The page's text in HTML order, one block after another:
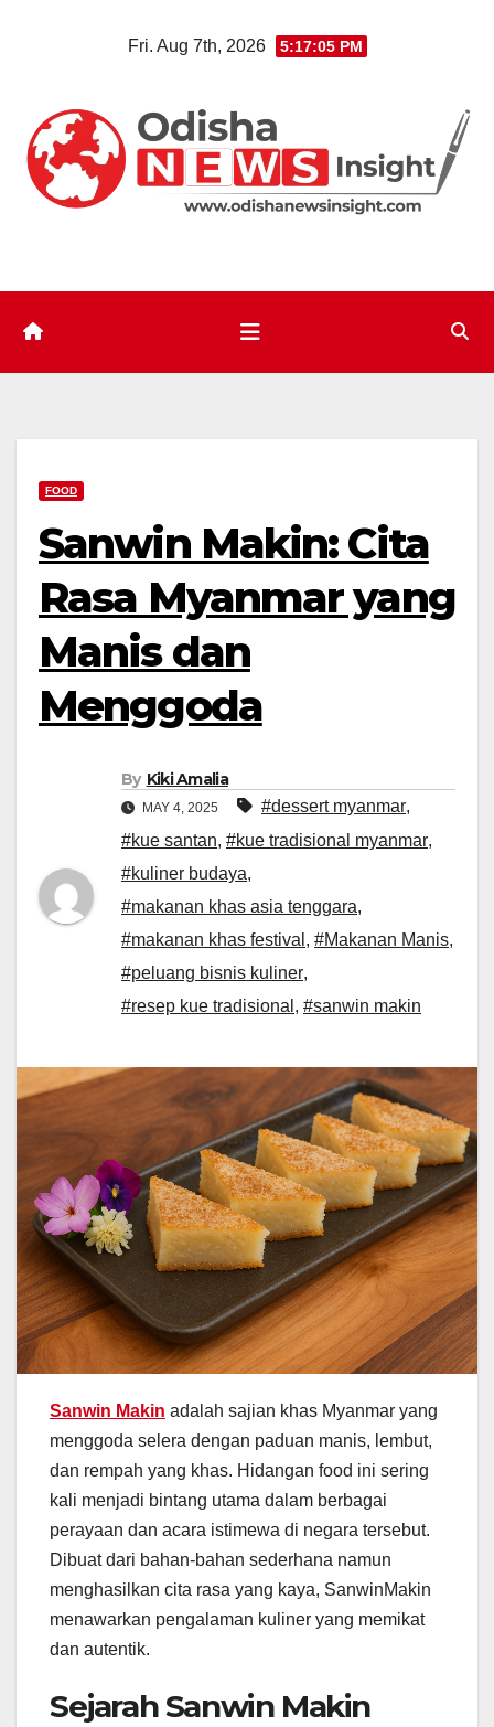
Fri. Aug 7th, 2026 5:17:06 PM
FOOD
Sanwin Makin: Cita
Rasa Myanmar yang
Manis dan
Menggoda
By Kiki Amalia
MAY 4, 2025 #dessert myanmar,
#kue santan, #kue tradisional myanmar,
#kuliner budaya,
#makanan khas asia tenggara,
#makanan khas festival , #Makanan Manis,
#peluang bisnis kuliner,
#resep kue tradisional , #sanwin makin
Sanwin Makin adalah sajian khas Myanmar yang
menggoda selera dengan paduan manis, lembut,
dan rempah yang khas. Hidangan food ini sering
kali menjadi bintang utama dalam berbagai
perayaan dan acara istimewa di negara tersebut.
Dibuat dari bahan-bahan sederhana namun
menghasilkan cita rasa yang kaya, SanwinMakin
menawarkan pengalaman kuliner yang memikat
dan autentik.
Sejarah Sanwin Makin